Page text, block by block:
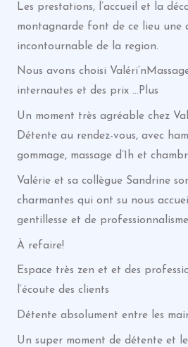
Les prestations, l’accueil et la
montagnarde font de ce lieu une
incontournable de la region.
Nous avons choisi
internautes et des prix …Plus
Un moment très agréable chez
Détente au rendez-vous, avec
gommage, massage d’1h et
Valérie et sa collègue Sandrine
charmantes qui ont su nous
gentillesse et de
À refaire!
Espace très zen et et des
l’écoute des clients
Détente absolument entre les
Un super moment de détente et